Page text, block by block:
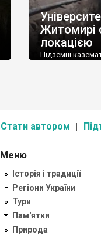
Житомирі
локацією
Підземні
радянські часи
Стати автором
Меню
Історія і традиції
Регіони України
Тури
Пам'ятки
Природа